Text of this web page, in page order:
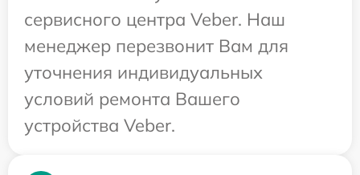
сервисного центра Veber. Наш
менеджер перезвонит Вам для
уточнения индивидуальных
условий ремонта Вашего
устройства Veber.